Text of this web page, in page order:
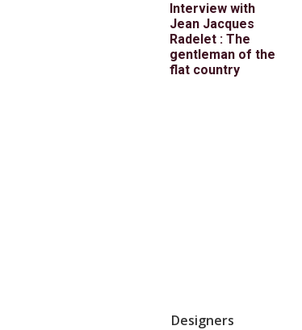
Interview with
Jean Jacques
Radelet : The
gentleman of the
flat country
Designers